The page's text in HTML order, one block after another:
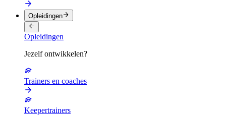
Opleidingen
Opleidingen
Jezelf ontwikkelen?
Trainers en coaches
Keepertrainers